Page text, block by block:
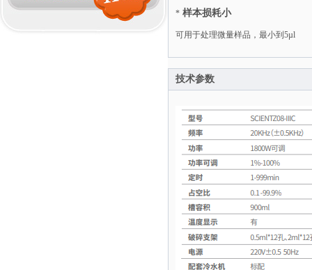
* 样本损耗小
可用于处理微量样品，最小到5µl
技术参数